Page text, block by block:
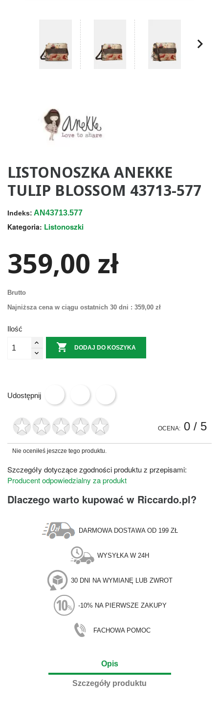
LISTONOSZKA ANEKKE
TULIP BLOSSOM 43713-577
Indeks: AN43713.577
Kategoria: Listonoszki
359,00 zł
Brutto
Najniższa cena w ciągu ostatnich 30 dni : 359,00 zł
Ilość
 DODAJ DO KOSZYKA
Udostępnij
OCENA: 0 / 5
Nie oceniłeś jeszcze tego produktu.
Szczegóły dotyczące zgodności produktu z przepisami:
Producent odpowiedzialny za produkt
Dlaczego warto kupować w Riccardo.pl?
DARMOWA DOSTAWA OD 199 ZŁ
WYSYŁKA W 24H
30 DNI NA WYMIANĘ LUB ZWROT
-10% NA PIERWSZE ZAKUPY
FACHOWA POMOC
Opis
Szczegóły produktu